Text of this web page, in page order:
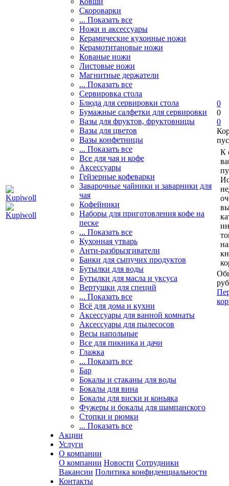
Скороварки
... Показать все
Ножи и аксессуары
Керамические кухонные ножи
Керамотитановые ножи
Кованые ножи
Листовые ножи
Магнитные держатели
... Показать все
Сервировка стола
Блюда для сервировки стола
Бумажные салфетки для сервировки
Вазы для фруктов, фруктовницы
Вазы для цветов
Вазы конфетницы
... Показать все
Все для чая и кофе
Аксессуары
Гейзерные кофеварки
Заварочные чайники и заварники для
чая
Кофейники
Наборы для приготовления кофе на
песке
... Показать все
Кухонная утварь
Анти-разбрызгиватели
Банки для сыпучих продуктов
Бутылки для воды
Бутылки для масла и уксуса
Вертушки для специй
... Показать все
Всё для дома и кухни
Аксессуары для ванной комнаты
Аксессуары для пылесосов
Весы напольные
Все для пикника и дачи
Глажка
... Показать все
Бар
Бокалы и стаканы для воды
Бокалы для вина
Бокалы для виски и коньяка
Фужеры и бокалы для шампанского
Стопки и рюмки
... Показать все
Акции
Услуги
О компании
О компании Новости Сотрудники
Вакансии Политика конфиденциальности
Контакты
0
0
0
К